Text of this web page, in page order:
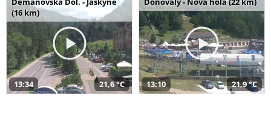
(16 km)
13:34 21,6 °C 13:10 21,9 °C